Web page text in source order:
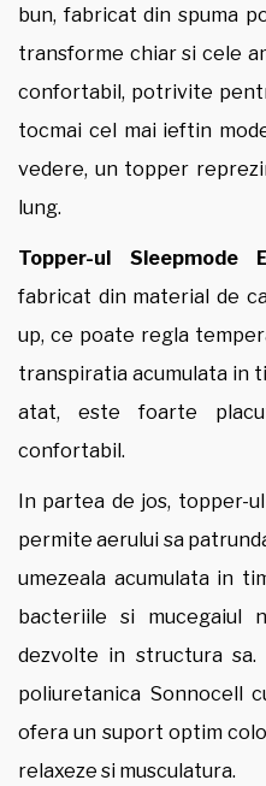
bun, fabricat din spuma
transforme chiar si cele
confortabil, potrivite
tocmai cel mai ieftin
vedere, un topper
lung.
Topper-ul
fabricat din material de
up, ce poate regla
transpiratia acumulata in
atat, este foarte
confortabil.
In partea de jos, topper-
permite aerului sa
umezeala acumulata in
bacteriile si mucegaiul
dezvolte in structura sa.
poliuretanica Sonnocell
ofera un suport optim
relaxeze si musculatura.